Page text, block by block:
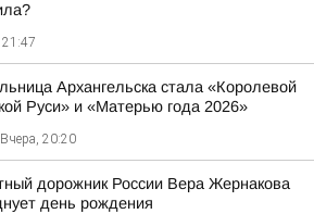
21:47
Архангельска стала «Королевой
Руси» и «Матерью года 2026»
Вчера, 20:20
дорожник России Вера Жернакова
день рождения